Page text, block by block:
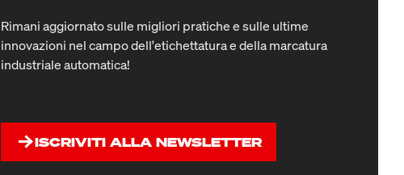
Rimani aggiornato sulle migliori pratiche e sulle ultime
innovazioni nel campo dell'etichettatura e della marcatura
industriale automatica!
ISCRIVITI ALLA NEWSLETTER